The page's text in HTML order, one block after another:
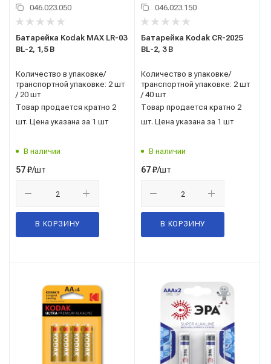
046.023.050
Батарейка Kodak MAX LR-03
BL-2, 1,5 В
Количество в упаковке/
транспортной упаковке: 2 шт
/ 20 шт
Товар продается кратно 2
шт. Цена указана за 1 шт
В наличии
57₽/шт
В КОРЗИНУ
046.023.150
Батарейка Kodak CR-2025
BL-2, 3 В
Количество в упаковке/
транспортной упаковке: 2 шт
/ 40 шт
Товар продается кратно 2
шт. Цена указана за 1 шт
В наличии
67₽/шт
В КОРЗИНУ